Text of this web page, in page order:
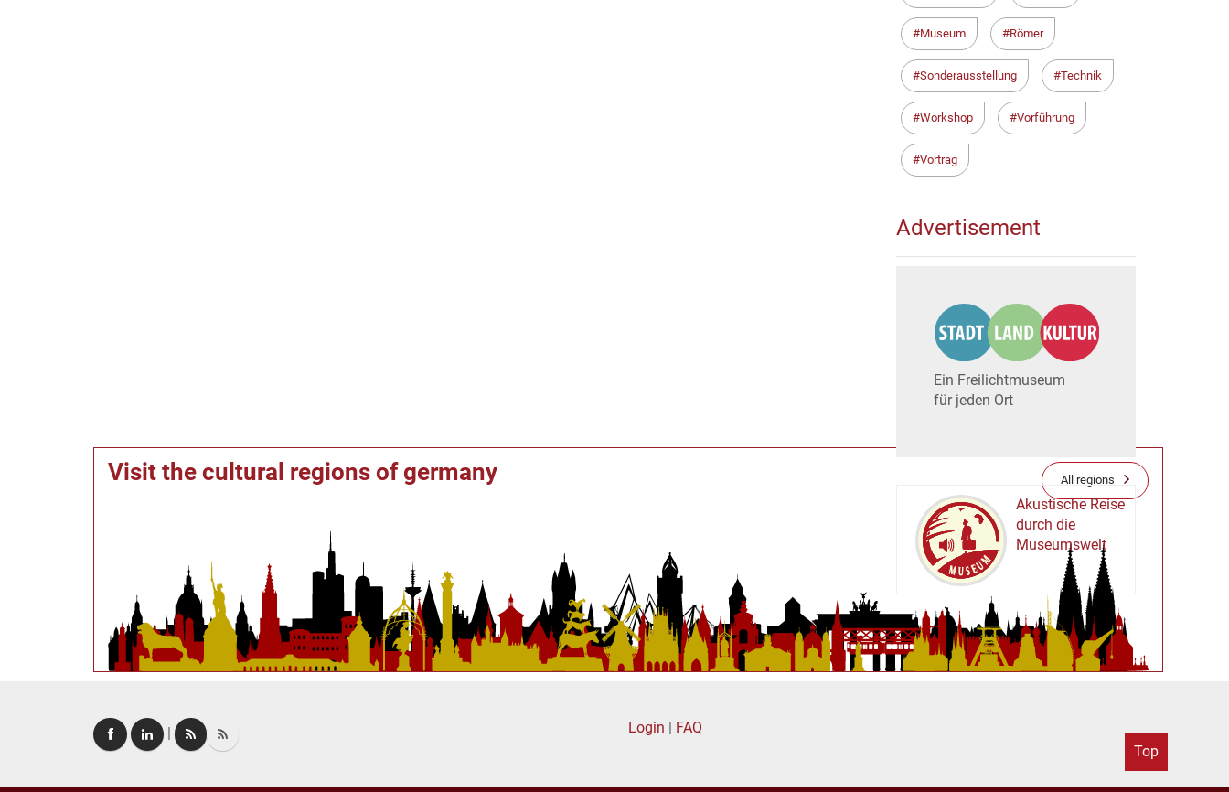
Visit the cultural regions of germany All regions
Museum Römer
Sonderausstellung Technik
Workshop Vorführung
Vortrag
Advertisement
Ein Freilichtmuseum
für jeden Ort
MUSEUM
Akustische Reise
durch die
Museumswelt
Login | FAQ
Top